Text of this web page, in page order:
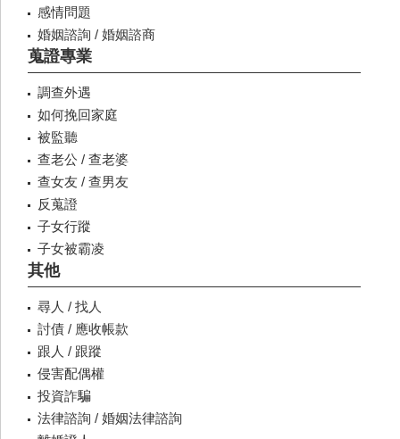
感情問題
婚姻諮詢 / 婚姻諮商
蒐證專業
調查外遇
如何挽回家庭
被監聽
查老公 / 查老婆
查女友 / 查男友
反蒐證
子女行蹤
子女被霸凌
其他
尋人 / 找人
討債 / 應收帳款
跟人 / 跟蹤
侵害配偶權
投資詐騙
法律諮詢 / 婚姻法律諮詢